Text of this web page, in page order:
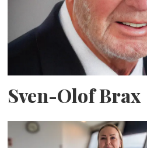
Sven-Olof Brax